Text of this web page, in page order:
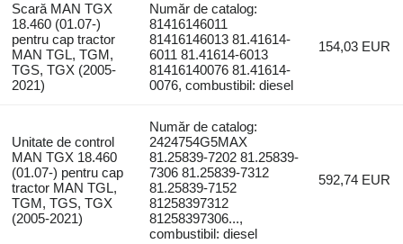
Scară MAN TGX
18.460 (01.07-)
pentru cap tractor
MAN TGL, TGM,
TGS, TGX (2005-
2021)
Număr de catalog:
81416146011
81416146013 81.41614-
6011 81.41614-6013
81416140076 81.41614-
0076, combustibil: diesel
154,03 EUR
Unitate de control
MAN TGX 18.460
(01.07-) pentru cap
tractor MAN TGL,
TGM, TGS, TGX
(2005-2021)
Număr de catalog:
2424754G5MAX
81.25839-7202 81.25839-
7306 81.25839-7312
81.25839-7152
81258397312
81258397306...,
combustibil: diesel
592,74 EUR